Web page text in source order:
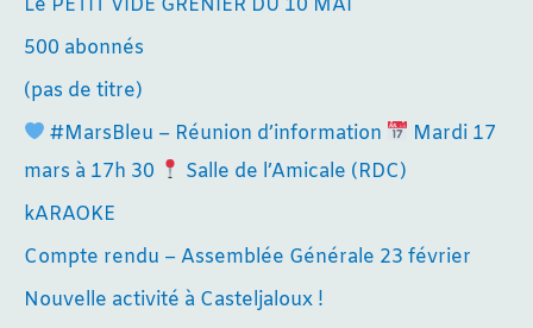
500 abonnés
(pas de titre)
#MarsBleu – Réunion d’information
Mardi 17
mars à 17h 30
Salle de l’Amicale (RDC)
kARAOKE
Compte rendu – Assemblée Générale 23 février
Nouvelle activité à Casteljaloux !